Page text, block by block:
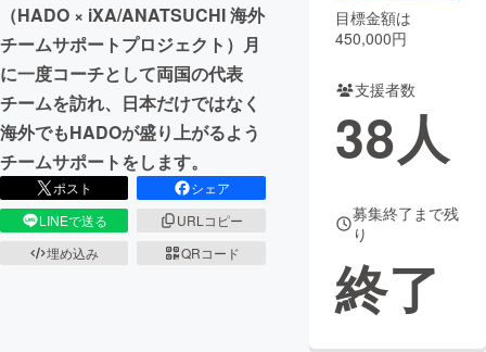
CAMPFIREふるさと納税machi-ya コミュニティ
（HADO × iXA/ANATSUCHI 海外
チームサポートプロジェクト）月
に一度コーチとして両国の代表
チームを訪れ、日本だけではなく
海外でもHADOが盛り上がるよう
チームサポートをします。
ポスト
シェア
LINEで送る
URLコピー
埋め込み
QRコード
目標金額は
450,000円
支援者数
38人
募集終了まで残
り
終了